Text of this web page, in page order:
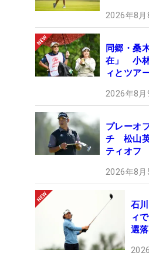
2026年8月
同郷・桑
在」 小林
ィとツア
2026年8月
プレーオ
チ 松山英
ティオフ
2026年8月
石
ィ
選